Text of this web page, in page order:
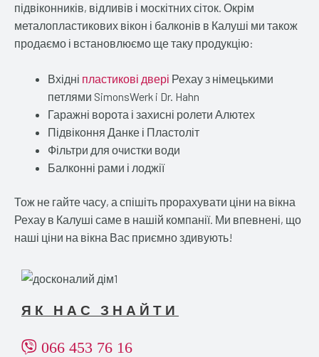
підвіконників, відливів і москітних сіток. Окрім
металопластикових вікон і балконів в Калуші ми також
продаємо і встановлюємо ще таку продукцію:
Вхідні пластикові двері Рехау з німецькими
петлями SimonsWerk i Dr. Hahn
Гаражні ворота і захисні ролети Алютех
Підвіконня Данке і Пластоліт
Фільтри для очистки води
Балконні рами і лоджії
Тож не гайте часу, а спішіть прорахувати ціни на вікна
Рехау в Калуші саме в нашій компанії. Ми впевнені, що
наші ціни на вікна Вас приємно здивують!
ЯК НАС ЗНАЙТИ
066 453 76 16